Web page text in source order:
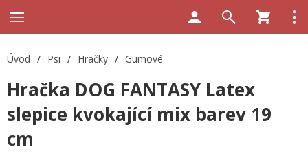
Úvod / Psi / Hračky / Gumové
Hračka DOG FANTASY Latex
slepice kvokající mix barev 19
cm